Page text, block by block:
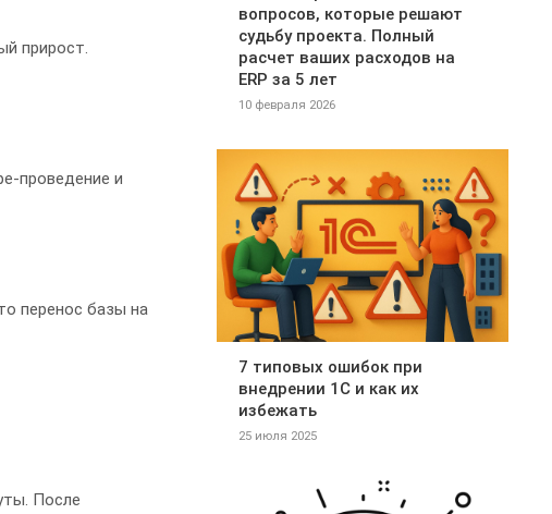
прирост.
проведение и
перенос базы на
После
вопросов, которые решают
судьбу проекта. Полный
расчет ваших расходов на
ERP за 5 лет
10 февраля 2026
7 типовых ошибок при
внедрении 1С и как их
избежать
25 июля 2025